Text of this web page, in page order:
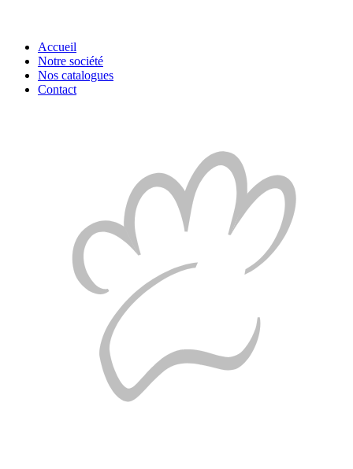
Accueil
Notre société
Nos catalogues
Contact